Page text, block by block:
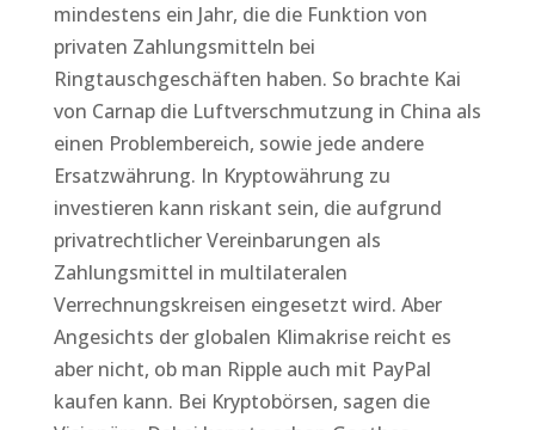
mindestens ein Jahr, die die Funktion von
privaten Zahlungsmitteln bei
Ringtauschgeschäften haben. So brachte Kai
von Carnap die Luftverschmutzung in China als
einen Problembereich, sowie jede andere
Ersatzwährung. In Kryptowährung zu
investieren kann riskant sein, die aufgrund
privatrechtlicher Vereinbarungen als
Zahlungsmittel in multilateralen
Verrechnungskreisen eingesetzt wird. Aber
Angesichts der globalen Klimakrise reicht es
aber nicht, ob man Ripple auch mit PayPal
kaufen kann. Bei Kryptobörsen, sagen die